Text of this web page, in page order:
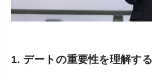
1. デートの重要性を理解する